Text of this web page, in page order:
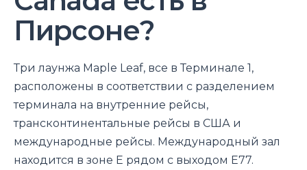
Пирсоне?
Три лаунжа Maple Leaf, все в Терминале 1,
расположены в соответствии с разделением
терминала на внутренние рейсы,
трансконтинентальные рейсы в США и
международные рейсы. Международный зал
находится в зоне E рядом с выходом E77.